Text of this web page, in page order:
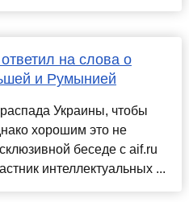
на слова о
и Румынией
Украины, чтобы
хорошим это не
беседе с aif.ru
интеллектуальных ...